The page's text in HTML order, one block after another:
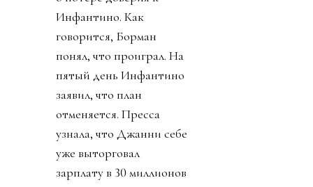
Инфантино. Как
говорится, Борман
понял, что проиграл. На
пятый день Инфантино
заявил, что план
отменяется. Пресса
узнала, что Джанни себе
уже выторговал
зарплату в 30 миллионов